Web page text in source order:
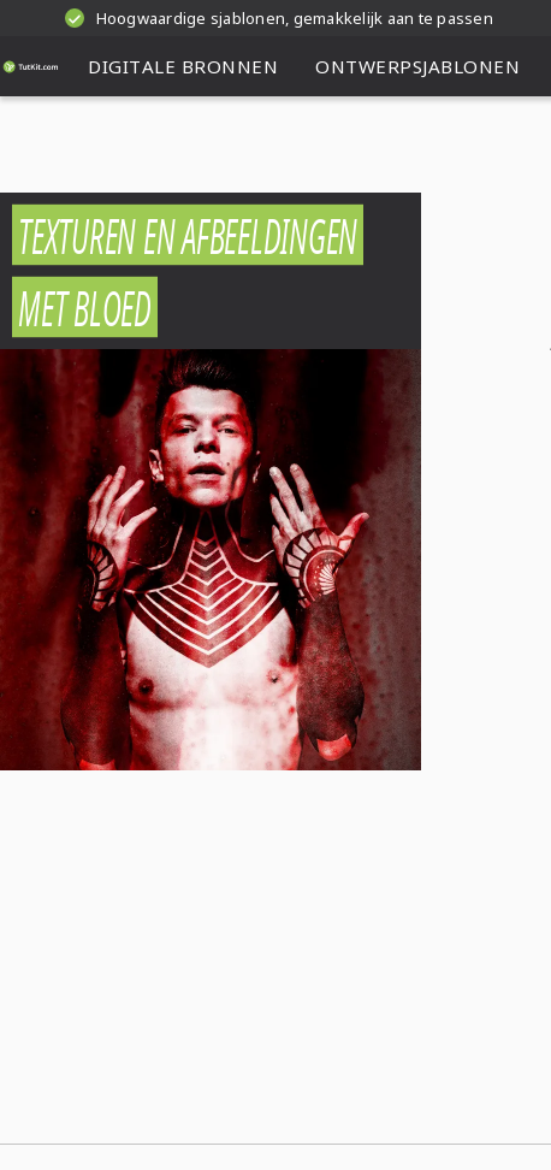
Hoogwaardige sjablonen, gemakkelijk aan te passen
DIGITALE BRONNEN ONTWERPSJABLONEN
TEXTUREN EN AFBEELDINGEN
MET BLOED